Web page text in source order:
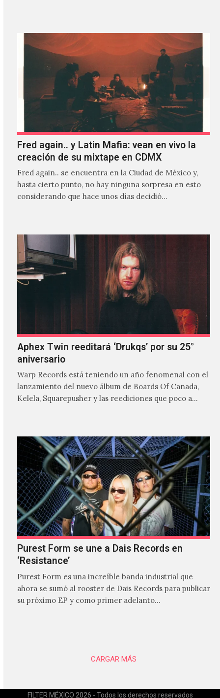
Fred again.. y Latin Mafia: vean en vivo la
creación de su mixtape en CDMX
Fred again.. se encuentra en la Ciudad de México y,
hasta cierto punto, no hay ninguna sorpresa en esto
considerando que hace unos días decidió…
Aphex Twin reeditará ‘Drukqs’ por su 25°
aniversario
Warp Records está teniendo un año fenomenal con el
lanzamiento del nuevo álbum de Boards Of Canada,
Kelela, Squarepusher y las reediciones que poco a…
Purest Form se une a Dais Records en
‘Resistance’
Purest Form es una increíble banda industrial que
ahora se sumó al rooster de Dais Records para publicar
su próximo EP y como primer adelanto…
CARGAR MÁS
FILTER MÉXICO 2026 - Todos los derechos reservados